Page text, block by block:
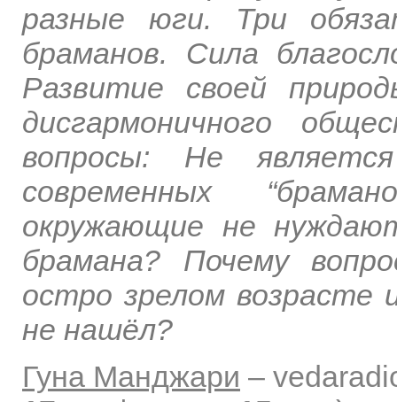
разные юги. Три
браманов. Сила
Развитие своей
дисгармоничного
вопросы: Не
современных
окружающие не
брамана? Почему
остро зрелом возрасте
не нашёл?
Гуна Манджари –